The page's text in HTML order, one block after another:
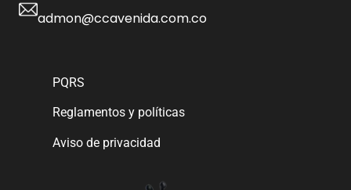
admon@ccavenida.com.co
PQRS
Reglamentos y políticas
Aviso de privacidad